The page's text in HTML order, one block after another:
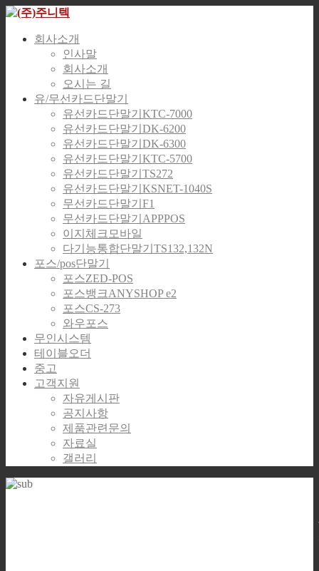
회사소개
인사말
회사소개
오시는 길
유/무선카드단말기
유선카드단말기KTC-7000
유선카드단말기DK-6200
유선카드단말기DK-6300
유선카드단말기KTC-5700
유선카드단말기TS272
유선카드단말기KSNET-1040S
무선카드단말기F1
무선카드단말기APPPOS
이지체크모바일
다기능통합단말기TS132,132N
포스/pos단말기
포스ZED-POS
포스뱅크ANYSHOP e2
포스CS-273
와우포스
무인시스템
테이블오더
중고
고객지원
자유게시판
공지사항
제품관련문의
자료실
갤러리
Global Excellence for